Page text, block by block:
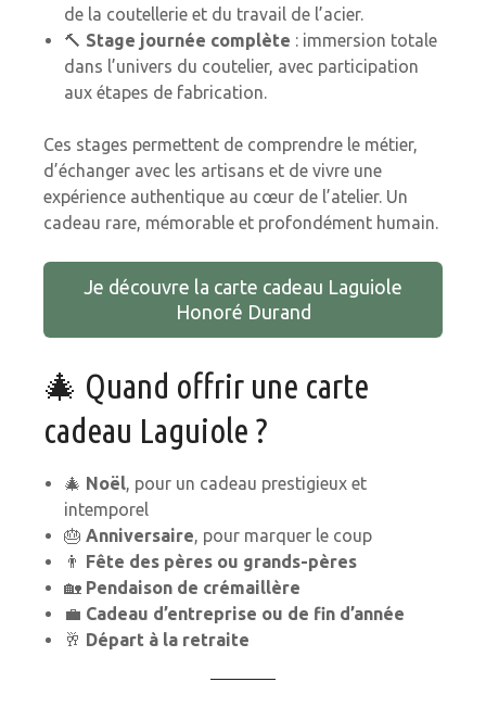
de la coutellerie et du travail de l’acier.
🔨 Stage journée complète : immersion totale
dans l’univers du coutelier, avec participation
aux étapes de fabrication.
Ces stages permettent de comprendre le métier,
d’échanger avec les artisans et de vivre une
expérience authentique au cœur de l’atelier. Un
cadeau rare, mémorable et profondément humain.
Je découvre la carte cadeau Laguiole
Honoré Durand
🎄 Quand offrir une carte
cadeau Laguiole ?
🎄 Noël, pour un cadeau prestigieux et
intemporel
🎂Anniversaire, pour marquer le coup
👨 Fête des pères ou grands-pères
🏡 Pendaison de crémaillère
💼 Cadeau d’entreprise ou de fin d’année
🥂 Départ à la retraite